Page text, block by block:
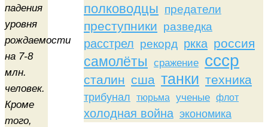
падения
уровня
рождаемости
на 7-8
млн.
человек.
Кроме
того,
полководцы предатели
преступники разведка
расстрел рекорд ркка россия
самолёты сражение ссср
сталин сша танки техника
трибунал тюрьма ученые флот
холодная война экономика